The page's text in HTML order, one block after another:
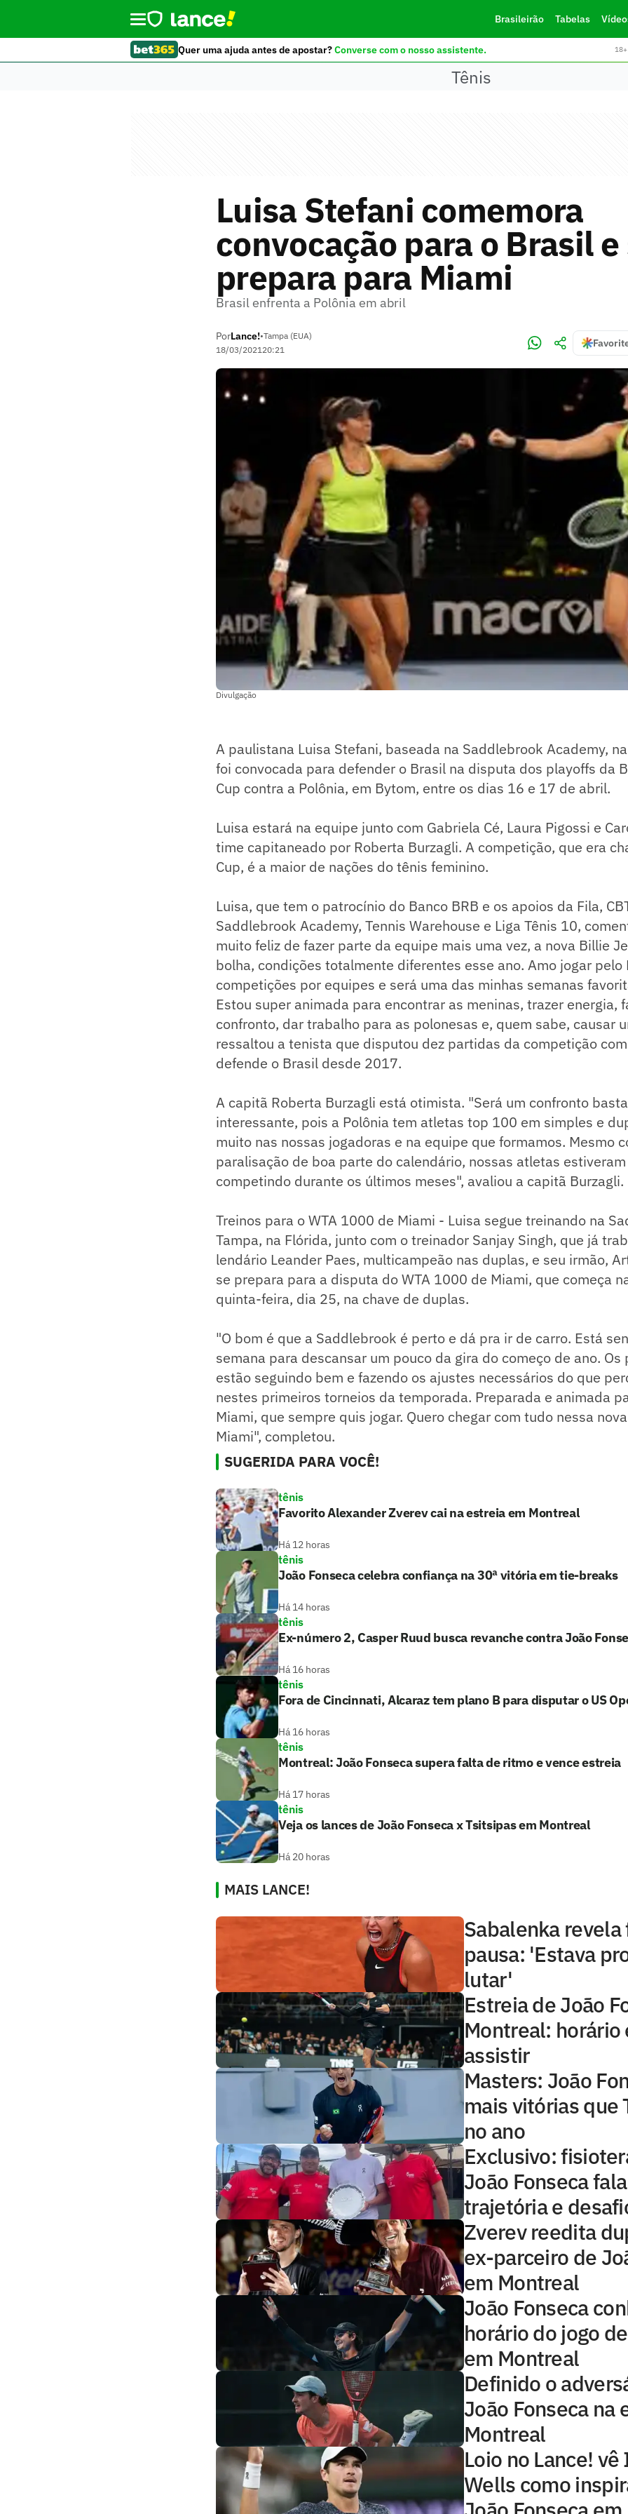
Brasileirão Tabelas
Quer uma ajuda antes de apostar?Converse com o nosso assistente.
Tênis
Luisa Stefani comemora
convocação para o Brasil e
prepara para Miami
Brasil enfrenta a Polônia em abril
PorLance!•Tampa (EUA)
18/03/202120:21
Divulgação
A paulistana Luisa Stefani, baseada na Saddlebrook Academy,
foi convocada para defender o Brasil na disputa dos playoffs da
Cup contra a Polônia, em Bytom, entre os dias 16 e 17 de abril.
Luisa estará na equipe junto com Gabriela Cé, Laura Pigossi e
time capitaneado por Roberta Burzagli. A competição, que era
Cup, é a maior de nações do tênis feminino.
Luisa, que tem o patrocínio do Banco BRB e os apoios da Fila,
Saddlebrook Academy, Tennis Warehouse e Liga Tênis 10,
muito feliz de fazer parte da equipe mais uma vez, a nova Billie
bolha, condições totalmente diferentes esse ano. Amo jogar pelo
competições por equipes e será uma das minhas semanas
Estou super animada para encontrar as meninas, trazer energia,
confronto, dar trabalho para as polonesas e, quem sabe, causar
ressaltou a tenista que disputou dez partidas da competição
defende o Brasil desde 2017.
A capitã Roberta Burzagli está otimista. "Será um confronto
interessante, pois a Polônia tem atletas top 100 em simples e
muito nas nossas jogadoras e na equipe que formamos. Mesmo
paralisação de boa parte do calendário, nossas atletas
competindo durante os últimos meses", avaliou a capitã Burzagli.
Treinos para o WTA 1000 de Miami - Luisa segue treinando na
Tampa, na Flórida, junto com o treinador Sanjay Singh, que já
lendário Leander Paes, multicampeão nas duplas, e seu irmão,
se prepara para a disputa do WTA 1000 de Miami, que começa
quinta-feira, dia 25, na chave de duplas.
"O bom é que a Saddlebrook é perto e dá pra ir de carro. Está
semana para descansar um pouco da gira do começo de ano.
estão seguindo bem e fazendo os ajustes necessários do que
nestes primeiros torneios da temporada. Preparada e animada
Miami, que sempre quis jogar. Quero chegar com tudo nessa
Miami", completou.
SUGERIDA PARA VOCÊ!
tênis
Favorito Alexander Zverev cai na estreia em Montreal
Há 12 horas
tênis
João Fonseca celebra confiança na 30ª vitória em tie-breaks
Há 14 horas
tênis
Ex-número 2, Casper Ruud busca revanche contra João
Há 16 horas
tênis
Fora de Cincinnati, Alcaraz tem plano B para disputar o US
Há 16 horas
tênis
Montreal: João Fonseca supera falta de ritmo e vence estreia
Há 17 horas
tênis
Veja os lances de João Fonseca x Tsitsipas em Montreal
Há 20 horas
MAIS LANCE!
Sabalenka revela
pausa: 'Estava
lutar'
Estreia de João
Montreal: horário
assistir
Masters: João
mais vitórias que
no ano
Exclusivo:
João Fonseca
trajetória e
Zverev reedita
ex-parceiro de
em Montreal
João Fonseca
horário do jogo
em Montreal
Definido o
João Fonseca na
Montreal
Loio no Lance!
Wells como